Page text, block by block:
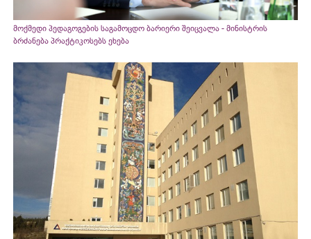
მოქმედი პედაგოგების საგამოცდო ბარიერი შეიცვალა - მინისტრის
ბრძანება პრაქტიკოსებს ეხება